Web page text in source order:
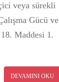
veya sürekli
Gücü ve
Maddesi 1.
DEVAMINI OKU